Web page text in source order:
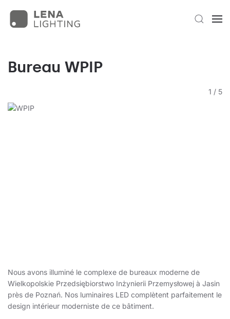
Bureau WPIP
1 / 5
Nous avons illuminé le complexe de bureaux moderne de
Wielkopolskie Przedsiębiorstwo Inżynierii Przemysłowej à Jasin
près de Poznań. Nos luminaires LED complètent parfaitement le
design intérieur moderniste de ce bâtiment.